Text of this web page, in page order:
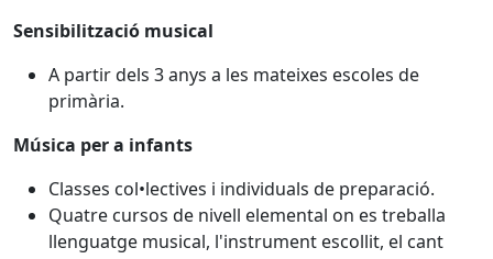
Sensibilització musical
A partir dels 3 anys a les mateixes escoles de
primària.
Música per a infants
Classes col•lectives i individuals de preparació.
Quatre cursos de nivell elemental on es treballa
llenguatge musical, l'instrument escollit, el cant